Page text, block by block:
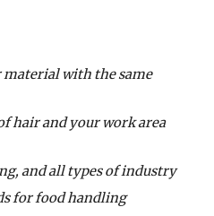
with the same
hair and your work area
and all types of industry
for food handling